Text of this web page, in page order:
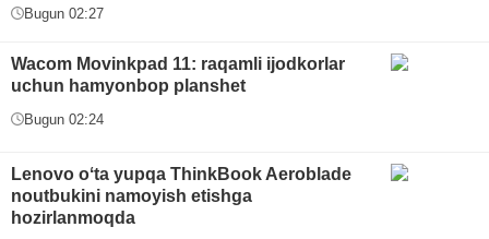
Bugun 02:27
Wacom Movinkpad 11: raqamli ijodkorlar
uchun hamyonbop planshet
Bugun 02:24
Lenovo oʻta yupqa ThinkBook Aeroblade
noutbukini namoyish etishga
hozirlanmoqda